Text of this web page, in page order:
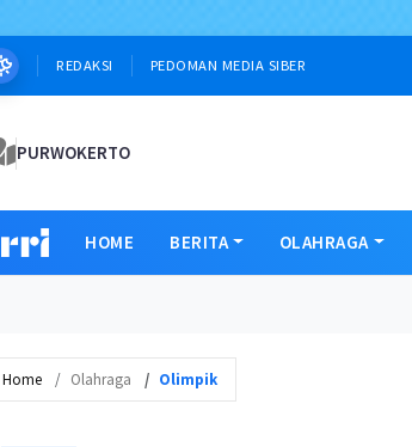
REDAKSI PEDOMAN MEDIA SIBER
PURWOKERTO
HOME BERITA OLAHRAGA
Home Olahraga Olimpik